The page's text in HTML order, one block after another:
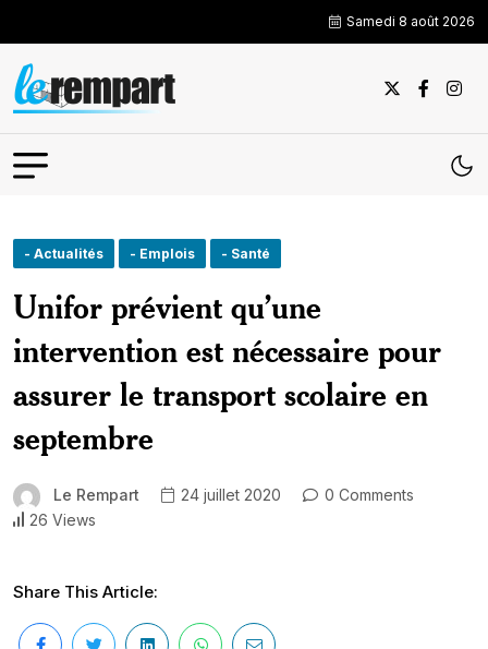
Samedi 8 août 2026
- Actualités - Emplois - Santé
Unifor prévient qu’une
intervention est nécessaire pour
assurer le transport scolaire en
septembre
Le Rempart 24 juillet 2020
0 Comments
26 Views
Share This Article: